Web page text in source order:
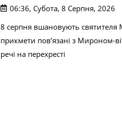
06:36, Субота, 8 Серпня, 2026
8 серпня вшановують святителя
прикмети пов’язані з Мироном-
речі на перехресті